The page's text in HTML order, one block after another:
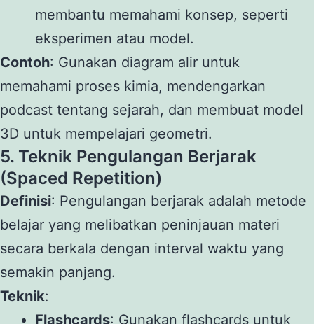
membantu memahami konsep, seperti
eksperimen atau model.
Contoh: Gunakan diagram alir untuk
memahami proses kimia, mendengarkan
podcast tentang sejarah, dan membuat model
3D untuk mempelajari geometri.
5. Teknik Pengulangan Berjarak
(Spaced Repetition)
Definisi: Pengulangan berjarak adalah metode
belajar yang melibatkan peninjauan materi
secara berkala dengan interval waktu yang
semakin panjang.
Teknik:
Flashcards: Gunakan flashcards untuk